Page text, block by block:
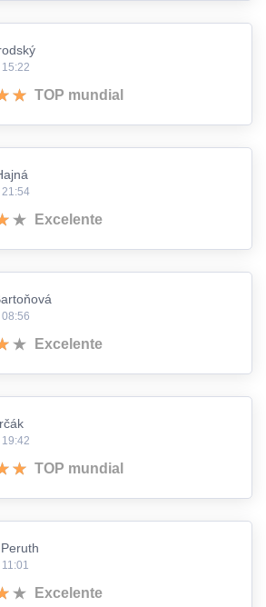
TOP mundial
Excelente
Excelente
TOP mundial
Excelente